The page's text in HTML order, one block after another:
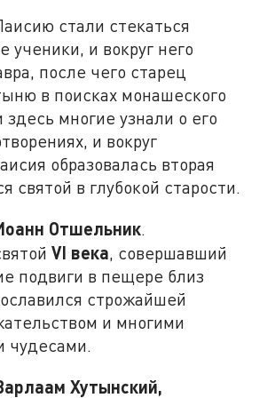
стали стекаться
ученики, и вокруг него
после чего старец
в поисках монашеского
многие узнали о его
и вокруг
образовалась вторая
святой в глубокой старости.
Отшельник.
VI века, совершавший
подвиги в пещере близ
строжайшей
и многими
чудесами.
Хутынский,